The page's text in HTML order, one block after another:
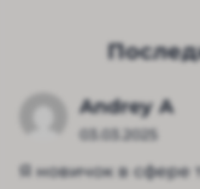
Andrey A
03.03.2025
Я новичок в сфере